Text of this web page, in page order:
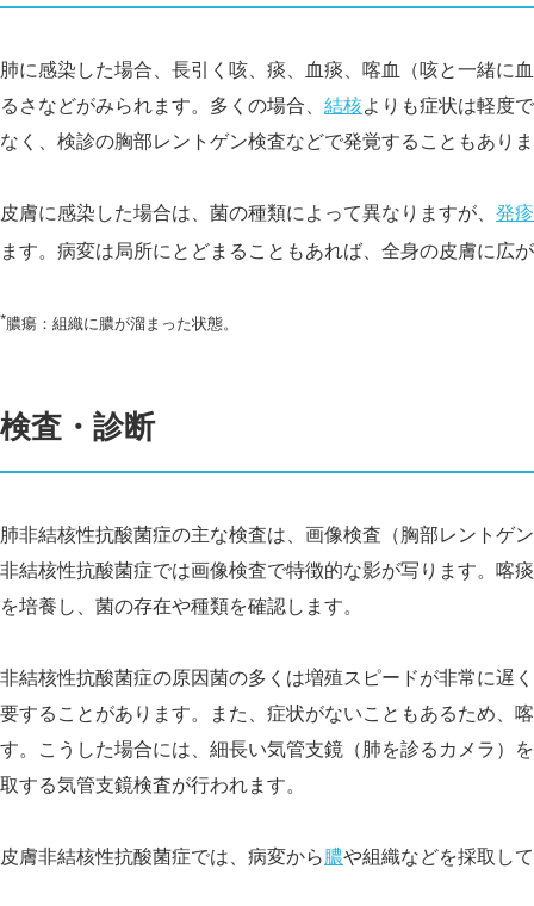
肺に感染した場合、長引く咳、痰、血痰、喀血（咳と一緒に
るさなどがみられます。多くの場合、 結核よりも症状は軽度
なく、検診の胸部レントゲン検査などで発覚することもあり
皮膚に感染した場合は、菌の種類によって異なりますが、 発疹
ます。病変は局所にとどまることもあれば、全身の皮膚に広
*膿瘍：組織に膿が溜まった状態。
検査・診断
肺非結核性抗酸菌症の主な検査は、画像検査（胸部レントゲ
非結核性抗酸菌症では画像検査で特徴的な影が写ります。喀
を培養し、菌の存在や種類を確認します。
非結核性抗酸菌症の原因菌の多くは増殖スピードが非常に遅
要することがあります。また、症状がないこともあるため、
す。こうした場合には、細長い気管支鏡（肺を診るカメラ）
取する気管支鏡検査が行われます。
皮膚非結核性抗酸菌症では、病変から膿や組織などを採取し